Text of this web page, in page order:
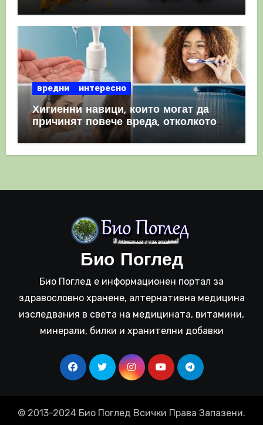
комбинация
вредни интересно
Хигиенни навици, които могат да
причинят повече вреда, отколкото
полза
Био Поглед
Био Поглед е информационен портал за
здравословно хранене, алтернативна медицина
изследвания в света на медицината, витамини,
минерали, билки и хранителни добавки
© 2013-2024 Био Поглед Всички Права Запазени.